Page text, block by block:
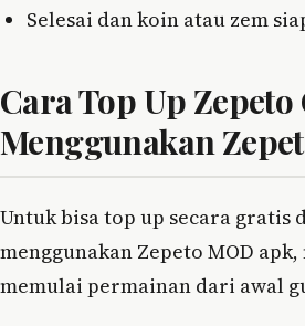
Selesai dan koin atau zem
Cara Top Up
Menggunakan
Untuk bisa top up secara gratis
menggunakan Zepeto MOD
memulai permainan dari awal